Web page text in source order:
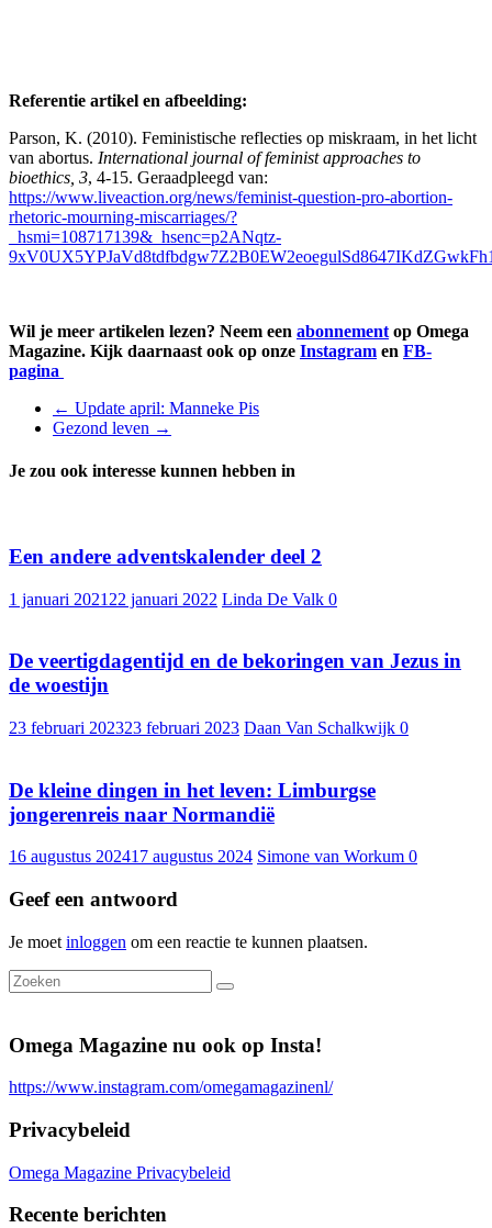
Referentie artikel en afbeelding:
Parson, K. (2010). Feministische reflecties op miskraam, in het licht
van abortus. International journal of feminist approaches to
bioethics, 3, 4-15. Geraadpleegd van:
https://www.liveaction.org/news/feminist-question-pro-abortion-
rhetoric-mourning-miscarriages/?
_hsmi=108717139&_hsenc=p2ANqtz-
Wil je meer artikelen lezen? Neem een abonnement op Omega
Magazine. Kijk daarnaast ook op onze Instagram en FB-
pagina
← Update april: Manneke Pis
Gezond leven →
Je zou ook interesse kunnen hebben in
Een andere adventskalender deel 2
1 januari 2021 22 januari 2022 Linda De Valk 0
De veertigdagentijd en de bekoringen van Jezus in
de woestijn
23 februari 202323 februari 2023 Daan Van Schalkwijk 0
De kleine dingen in het leven: Limburgse
jongerenreis naar Normandië
16 augustus 202417 augustus 2024 Simone van Workum 0
Geef een antwoord
Je moet inloggen om een reactie te kunnen plaatsen.
Omega Magazine nu ook op Insta!
https://www.instagram.com/omegamagazinenl/
Privacybeleid
Omega Magazine Privacybeleid
Recente berichten